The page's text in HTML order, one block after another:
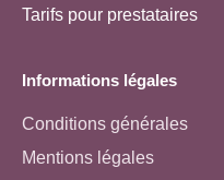
Tarifs pour prestataires
Informations légales
Conditions générales
Mentions légales